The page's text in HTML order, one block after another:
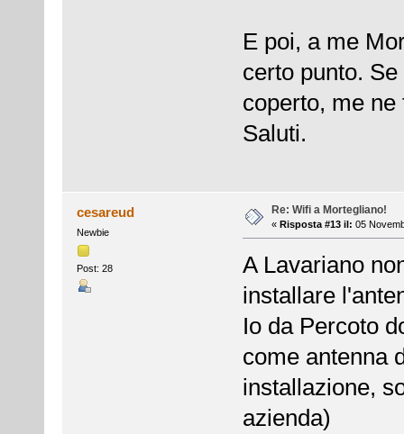
E poi, a me
certo punto.
coperto, me
Saluti.
cesareud
Newbie
Post: 28
Re: Wifi a Mortegliano!
« Risposta #13 il: 05
A Lavariano
installare
Io da Percoto
come antenna
installazione,
azienda)